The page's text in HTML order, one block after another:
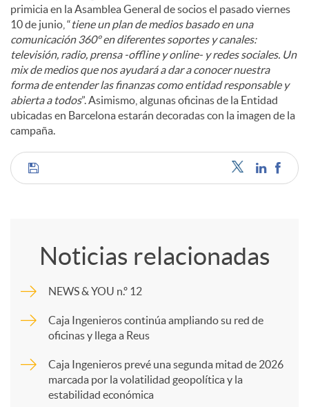
primicia en la Asamblea General de socios el pasado viernes
10 de junio, “tiene un plan de medios basado en una
comunicación 360º en diferentes soportes y canales:
televisión, radio, prensa -offline y online- y redes sociales. Un
mix de medios que nos ayudará a dar a conocer nuestra
forma de entender las finanzas como entidad responsable y
abierta a todos”. Asimismo, algunas oficinas de la Entidad
ubicadas en Barcelona estarán decoradas con la imagen de la
campaña.
C
p
a
Noticias relacionadas
NEWS & YOU n.º 12
Caja Ingenieros continúa ampliando su red de
oficinas y llega a Reus
Caja Ingenieros prevé una segunda mitad de 2026
marcada por la volatilidad geopolítica y la
estabilidad económica